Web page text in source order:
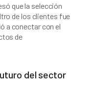
que la selección
de los clientes fue
a conectar con el
de
del sector